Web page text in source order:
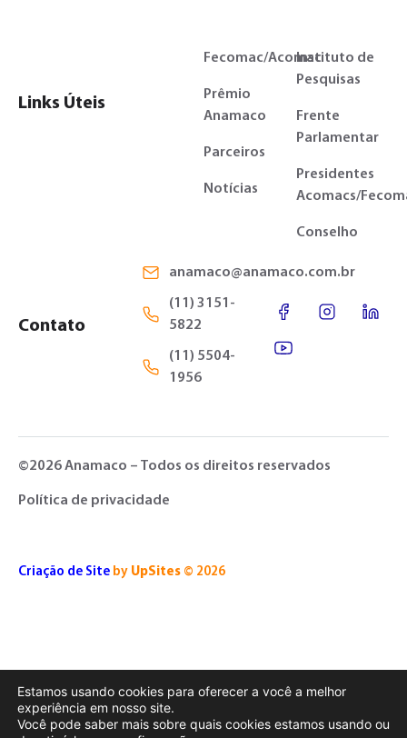
Links Úteis
Fecomac/Acomac
Prêmio
Anamaco
Parceiros
Notícias
Instituto de
Pesquisas
Frente
Parlamentar
Presidentes
Acomacs/
Conselho
Contato
anamaco@anamaco.com.br
(11) 3151-
5822
(11) 5504-
1956
©2026 Anamaco – Todos os direitos reservados
Política de privacidade
Criação de Site by UpSites © 2026
Estamos usando cookies para oferecer a você a melhor
experiência em nosso site.
Você pode saber mais sobre quais cookies estamos usando ou